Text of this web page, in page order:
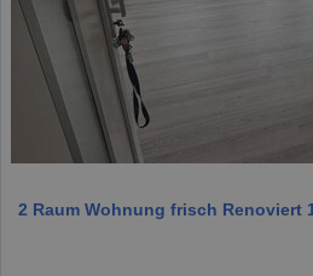
2 Raum Wohnung frisch Renoviert